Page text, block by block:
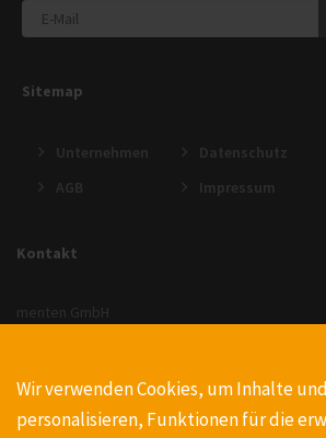
Sitemap
Unternehmen
AGB
Datenschutz
Impressum
Kontakt
menten GmbH
Wir verwenden Cookies, um Inhalte
personalisieren, Funktionen für die